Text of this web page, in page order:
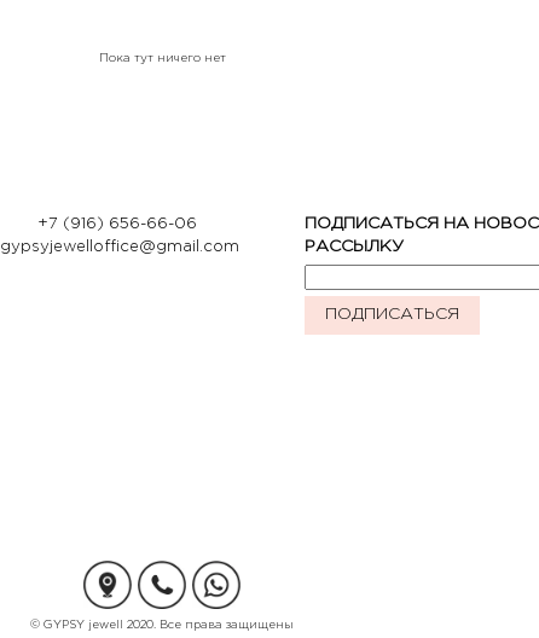
Пока тут ничего нет
+7 (916) 656-66-06
gypsyjewelloffice@gmail.com
ПОДПИСАТЬСЯ НА
РАССЫЛКУ
ПОДПИСАТЬСЯ
© GYPSY jewell 2020. Все права защищены